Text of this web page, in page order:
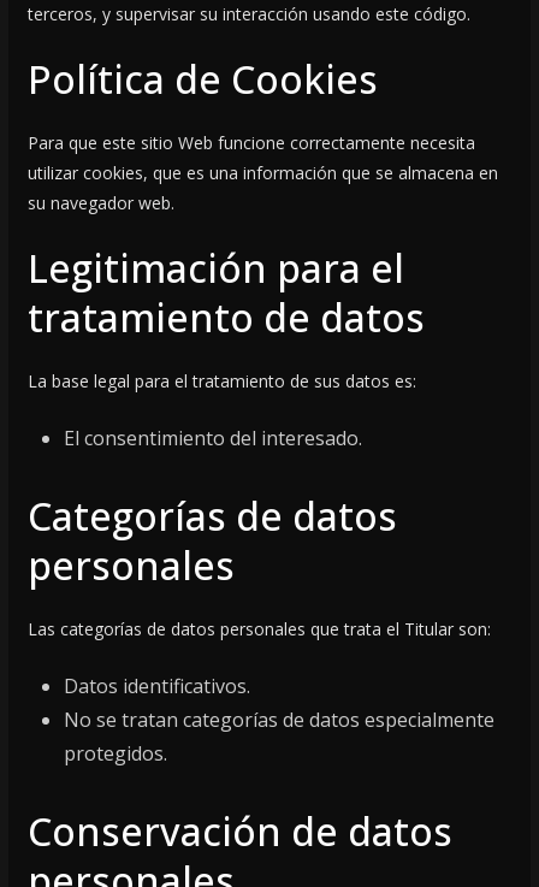
terceros, y supervisar su interacción usando este código.
Política de Cookies
Para que este sitio Web funcione correctamente necesita
utilizar cookies, que es una información que se almacena en
su navegador web.
Legitimación para el
tratamiento de datos
La base legal para el tratamiento de sus datos es:
El consentimiento del interesado.
Categorías de datos
personales
Las categorías de datos personales que trata el Titular son:
Datos identificativos.
No se tratan categorías de datos especialmente
protegidos.
Conservación de datos